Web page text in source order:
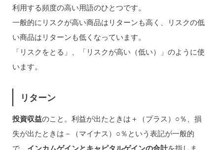
利用する頻度の高い用語のひとつです。
一般的にリスクが高い商品はリターンも高く、リスクの低
い商品はリターンも低くなっています。
「リスクをとる」、「リスクが高い（低い）」のように使
います。
リターン
投資収益のこと。利益が出たときは＋（プラス）○％、損
失が出たときは－（マイナス）○％という表記が一般的